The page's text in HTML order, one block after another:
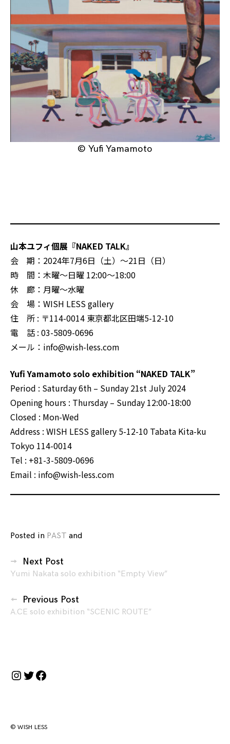
© Yufi Yamamoto
山本ユフィ個展『NAKED TALK』
会 期：2024年7月6日（土）～21日（日）
時 間：木曜～日曜 12:00～18:00
休 廊：月曜～水曜
会 場：WISH LESS gallery
住 所 : 〒114-0014 東京都北区田端5-12-10
電 話 : 03-5809-0696
メール：info@wish-less.com
Yufi Yamamoto solo exhibition “NAKED TALK”
Period : Saturday 6th – Sunday 21st July 2024
Opening hours : Thursday – Sunday 12:00-18:00
Closed : Mon-Wed
Address : WISH LESS gallery 5-12-10 Tabata Kita-ku
Tokyo 114-0014
Tel : +81-3-5809-0696
Email : info@wish-less.com
Posted in PAST and
Yufi
本
投
稿
ビ
ゲ
ン
Next Post
Yumi Nakata solo exhibition “Empty View”
Previous Post
A.CE solo exhibition “SCENIC ROUTE”
Instagram
Twitter
Facebook
© WISH LESS